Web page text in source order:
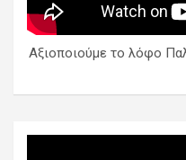
Αξιοποιούμε το λόφο